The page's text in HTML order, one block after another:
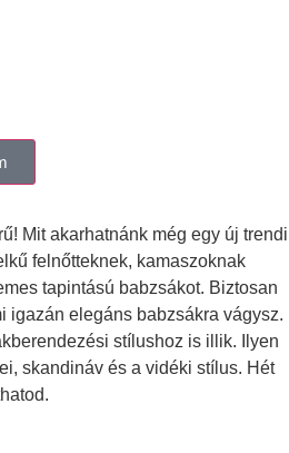
Mit akarhatnánk még egy új trendi
felnőtteknek, kamaszoknak
tapintású babzsákot. Biztosan
igazán elegáns babzsákra vágysz.
stílushoz is illik. Ilyen
skandináv és a vidéki stílus. Hét